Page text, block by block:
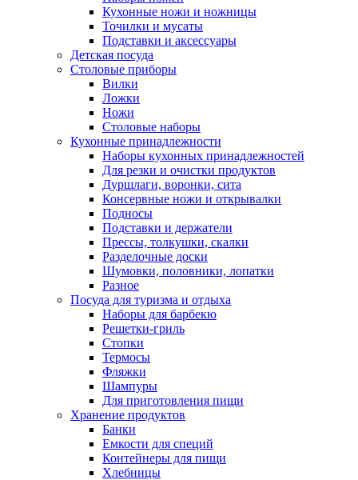
Кухонные ножи и ножницы
Точилки и мусаты
Подставки и аксессуары
Детская посуда
Столовые приборы
Вилки
Ложки
Ножи
Столовые наборы
Кухонные принадлежности
Наборы кухонных принадлежностей
Для резки и очистки продуктов
Дуршлаги, воронки, сита
Консервные ножи и открывалки
Подносы
Подставки и держатели
Прессы, толкушки, скалки
Разделочные доски
Шумовки, половники, лопатки
Разное
Посуда для туризма и отдыха
Наборы для барбекю
Решетки-гриль
Стопки
Термосы
Фляжки
Шампуры
Для приготовления пищи
Хранение продуктов
Банки
Емкости для специй
Контейнеры для пищи
Хлебницы